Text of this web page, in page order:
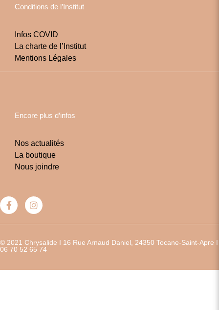
Conditions de l’Institut
Infos COVID
La charte de l’Institut
Mentions Légales
Encore plus d’infos
Nos actualités
La boutique
Nous joindre
© 2021 Chrysalide I 16 Rue Arnaud Daniel, 24350 Tocane-Saint-Apre I
06 70 52 65 74